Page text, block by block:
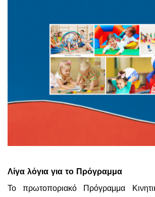
Λίγα λόγια για το Πρόγραμμα
Το πρωτοποριακό Πρόγραμμα